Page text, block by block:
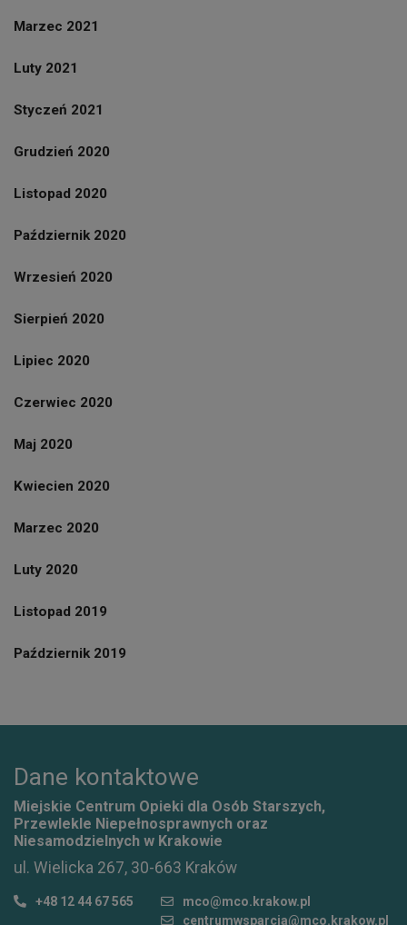
Marzec 2021
Luty 2021
Styczeń 2021
Grudzień 2020
Listopad 2020
Październik 2020
Wrzesień 2020
Sierpień 2020
Lipiec 2020
Czerwiec 2020
Maj 2020
Kwiecien 2020
Marzec 2020
Luty 2020
Listopad 2019
Październik 2019
Dane kontaktowe
Miejskie Centrum Opieki dla Osób Starszych,
Przewlekle Niepełnosprawnych oraz
Niesamodzielnych w Krakowie
ul. Wielicka 267, 30-663 Kraków
+48 12 44 67 565
mco@mco.krakow.pl
centrumwsparcia@mco.krakow.pl